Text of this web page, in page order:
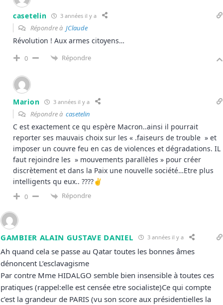
casetelin 3 années il y a
Répondre à JClaude
Révolution ! Aux armes citoyens…
0 Répondre
Marion 3 années il y a
Répondre à casetelin
C est exactement ce qu espère Macron..ainsi il pourrait
reporter ses mauvais choix sur les « .faiseurs de trouble » et
imposer un couvre feu en cas de violences et dégradations. IL
faut rejoindre les » mouvements parallèles » pour créer
discrètement et dans la Paix une nouvelle société…Etre plus
intelligents qu eux.. ????✌️
0 Répondre
GAMBIER ALAIN GUSTAVE DANIEL 3 années il y a
Ah quand cela se passe au Qatar toutes les bonnes âmes
dénoncent L’esclavagisme
Par contre Mme HIDALGO semble bien insensible à toutes ces
pratiques (rappel:elle est censée etre socialiste)Ce qui compte
c’est la grandeur de PARIS (vu son score aux présidentielles la